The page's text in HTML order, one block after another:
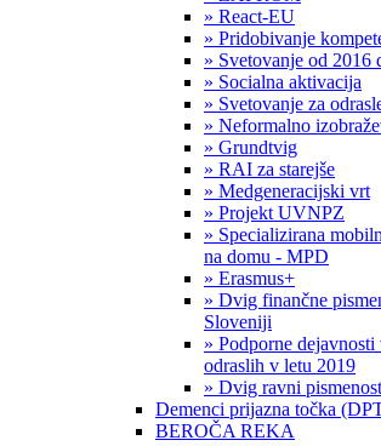
» React-EU
» Pridobivanje
» Svetovanje od 2016
» Socialna aktivacija
» Svetovanje za
» Neformalno
» Grundtvig
» RAI za starejše
» Medgeneracijski vrt
» Projekt UVNPZ
» Specializirana
na domu - MPD
» Erasmus+
» Dvig finančne
Sloveniji
» Podporne
odraslih v letu 2019
» Dvig ravni
Demenci prijazna točka
BEROČA REKA